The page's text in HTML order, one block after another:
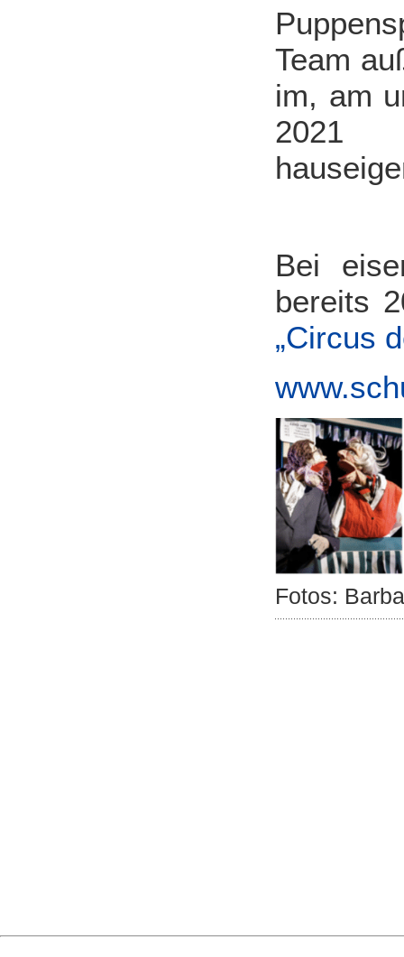
Team
im, am
Bei
bereits
„Circus
Fotos: